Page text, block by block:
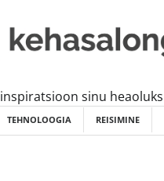
inspiratsioon sinu heaoluks
TEHNOLOOGIA REISIMINE